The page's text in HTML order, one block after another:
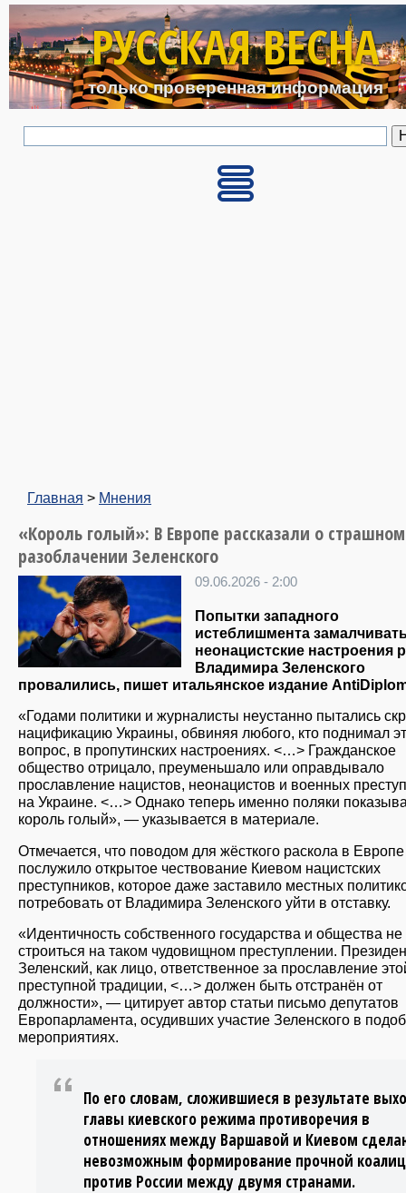
Перейти к основному
РУССКАЯ ВЕСНА
только проверенная информация
Главная > Мнения
«Король голый»: В Европе рассказали о страшном
разоблачении Зеленского
09.06.2026 - 2:00
Попытки западного
истеблишмента
неонацистские настроения
Владимира Зеленского
провалились, пишет итальянское издание
«Годами политики и журналисты неустанно пытались
нацификацию Украины, обвиняя любого, кто поднимал
вопрос, в пропутинских настроениях. <…> Гражданское
общество отрицало, преуменьшало или оправдывало
прославление нацистов, неонацистов и военных
на Украине. <…> Однако теперь именно поляки
король голый», — указывается в материале.
Отмечается, что поводом для жёсткого раскола в Европе
послужило открытое чествование Киевом нацистских
преступников, которое даже заставило местных
потребовать от Владимира Зеленского уйти в отставку.
«Идентичность собственного государства и общества
строиться на таком чудовищном преступлении.
Зеленский, как лицо, ответственное за прославление
преступной традиции, <…> должен быть отстранён от
должности», — цитирует автор статьи письмо депутатов
Европарламента, осудивших участие Зеленского в
мероприятиях.
По его словам, сложившиеся в результате
главы киевского режима противоречия в
отношениях между Варшавой и Киевом
невозможным формирование прочной
против России между двумя странами.